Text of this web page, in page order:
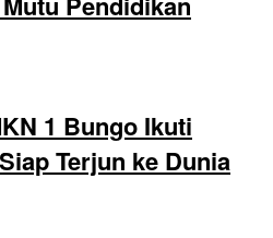
1 Bungo Ikuti
Terjun ke Dunia